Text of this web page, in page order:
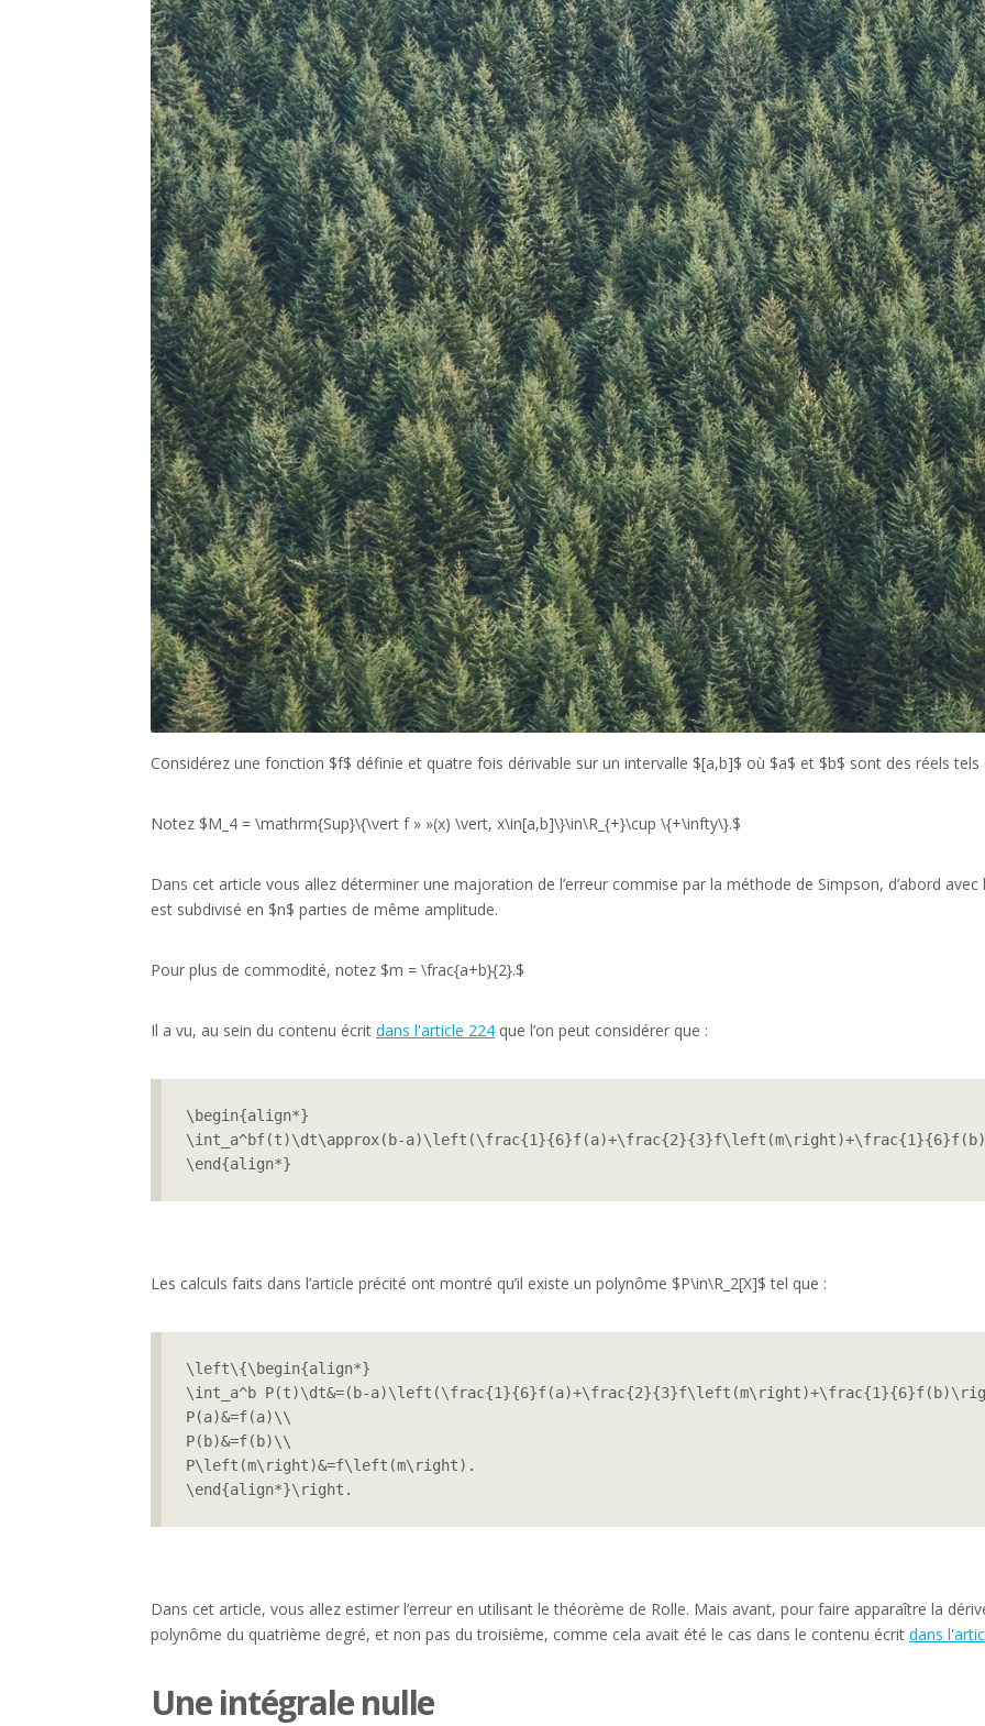
Considérez une fonction $f$ définie et quatre fois dérivable sur un intervalle $[a,b]$ où $a$ et $b$ sont des réels tels
Notez $M_4 = \mathrm{Sup}\{\vert f » »(x) \vert, x\in[a,b]\}\in\R_{+}\cup \{+\infty\}.$
Dans cet article vous allez déterminer une majoration de l’erreur commise par la méthode de Simpson, d’abord
est subdivisé en $n$ parties de même amplitude.
Pour plus de commodité, notez $m = \frac{a+b}{2}.$
Il a vu, au sein du contenu écrit dans l'article 224 que l’on peut considérer que :
\begin{align*}
\int_a^bf(t)\dt\approx(b-
\end{align*}
Les calculs faits dans l’article précité ont montré qu’il existe un polynôme $P\in\R_2[X]$ tel que :
\left\{\begin{align*}
\int_a^b P(t)\dt&=(b-
P(a)&=f(a)\\
P(b)&=f(b)\\
P\left(m\right)&=f\left(m\right).
\end{align*}\right.
Dans cet article, vous allez estimer l’erreur en utilisant le théorème de Rolle. Mais avant, pour faire apparaître la
polynôme du quatrième degré, et non pas du troisième, comme cela avait été le cas dans le contenu écrit dans
Une intégrale nulle